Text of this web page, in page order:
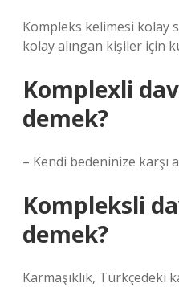
Kompleks kelimesi kolay
kolay alıngan kişiler için
Komplexli
demek?
– Kendi bedeninize karşı
Kompleksli
demek?
Karmaşıklık, Türkçedeki